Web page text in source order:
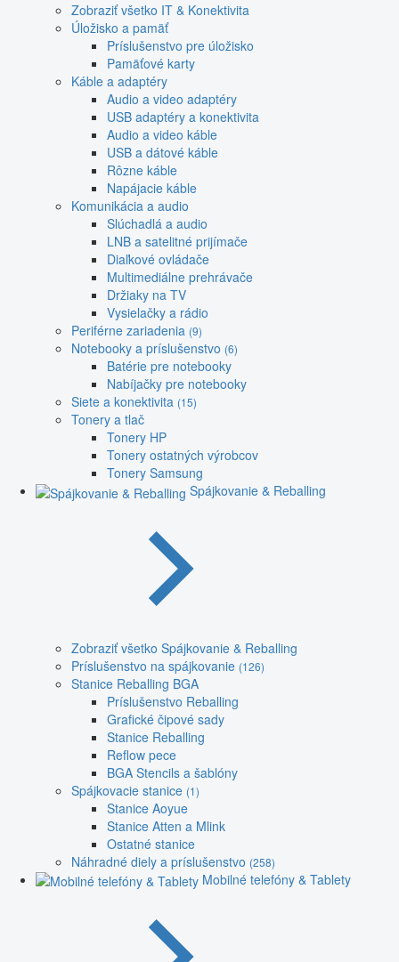
Zobraziť všetko IT & Konektivita
Úložisko a pamäť
Príslušenstvo pre úložisko
Pamäťové karty
Káble a adaptéry
Audio a video adaptéry
USB adaptéry a konektivita
Audio a video káble
USB a dátové káble
Rôzne káble
Napájacie káble
Komunikácia a audio
Slúchadlá a audio
LNB a satelitné prijímače
Diaľkové ovládače
Multimediálne prehrávače
Držiaky na TV
Vysielačky a rádio
Periférne zariadenia (9)
Notebooky a príslušenstvo (6)
Batérie pre notebooky
Nabíjačky pre notebooky
Siete a konektivita (15)
Tonery a tlač
Tonery HP
Tonery ostatných výrobcov
Tonery Samsung
Spájkovanie & Reballing
Zobraziť všetko Spájkovanie & Reballing
Príslušenstvo na spájkovanie (126)
Stanice Reballing BGA
Príslušenstvo Reballing
Grafické čipové sady
Stanice Reballing
Reflow pece
BGA Stencils a šablóny
Spájkovacie stanice (1)
Stanice Aoyue
Stanice Atten a Mlink
Ostatné stanice
Náhradné diely a príslušenstvo (258)
Mobilné telefóny & Tablety